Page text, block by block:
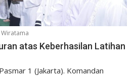
atas Keberhasilan Latihan
1 (Jakarta). Komandan